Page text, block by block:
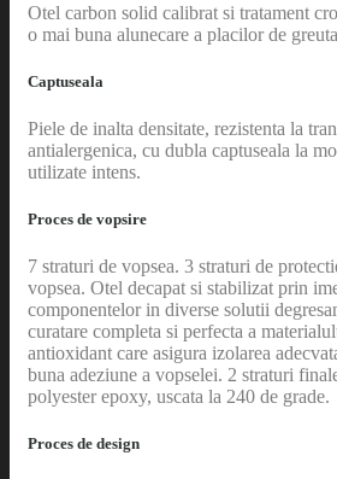
Otel carbon solid calibrat si tratament
o mai buna alunecare a placilor de
Captuseala
Piele de inalta densitate, rezistenta la
antialergenica, cu dubla captuseala la
utilizate intens.
Proces de vopsire
7 straturi de vopsea. 3 straturi de
vopsea. Otel decapat si stabilizat prin
componentelor in diverse solutii
curatare completa si perfecta a
antioxidant care asigura izolarea
buna adeziune a vopselei. 2 straturi
polyester epoxy, uscata la 240 de grade.
Proces de design